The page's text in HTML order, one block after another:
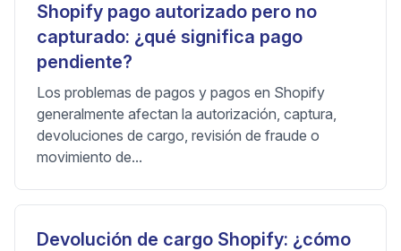
Shopify pago autorizado pero no
capturado: ¿qué significa pago
pendiente?
Los problemas de pagos y pagos en Shopify
generalmente afectan la autorización, captura,
devoluciones de cargo, revisión de fraude o
movimiento de...
Devolución de cargo Shopify: ¿cómo